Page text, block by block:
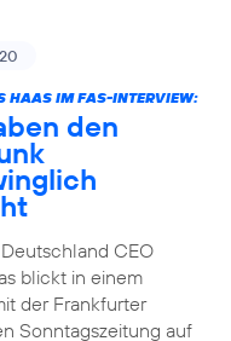
HAAS IM FAS-INTERVIEW:
den
CEO
blickt in einem
der Frankfurter
Sonntagszeitung auf